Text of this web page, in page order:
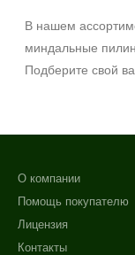
В нашем
миндальные
Подберите свой
О компании
Помощь покупателю
Лицензия
Контакты